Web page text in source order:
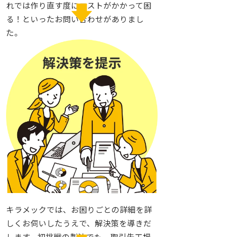
れでは作り直す度にコストがかかって困
る！といったお問い合わせがありまし
た。
キラメックでは、お困りごとの詳細を詳
しくお伺いしたうえで、解決策を導きだ